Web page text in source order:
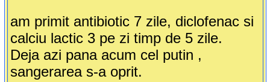
am primit antibiotic 7 zile, diclofenac si
calciu lactic 3 pe zi timp de 5 zile.
Deja azi pana acum cel putin ,
sangerarea s-a oprit.